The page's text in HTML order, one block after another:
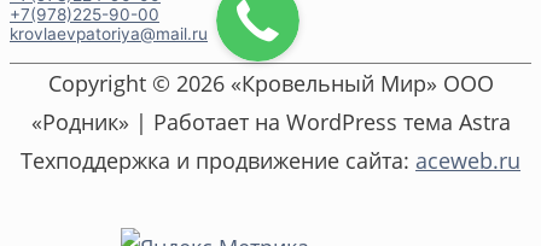
+7(978)225-90-00
krovlaevpatoriya@mail.ru
Copyright © 2026 «Кровельный Мир» ООО
«Родник» | Работает на WordPress тема Astra
Техподдержка и продвижение сайта: aceweb.ru